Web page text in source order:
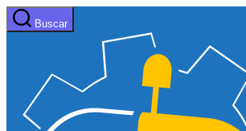
Saltar
al
Buscar